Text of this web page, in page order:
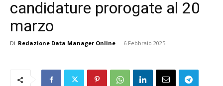
candidature prorogate al 20
marzo
Di Redazione Data Manager Online - 6 Febbraio 2025